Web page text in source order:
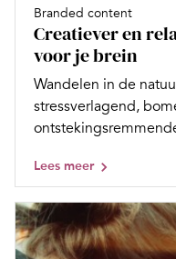
Branded content
Creatiever en
voor je brein
Wandelen in de
stressverlagend,
Lees meer